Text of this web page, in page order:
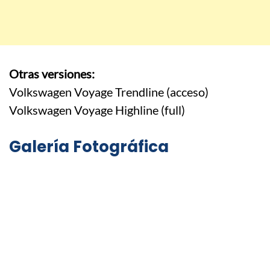
Otras versiones:
Volkswagen Voyage Trendline (acceso)
Volkswagen Voyage Highline (full)
Galería Fotográfica